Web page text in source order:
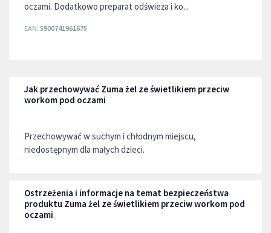
oczami. Dodatkowo preparat odświeża i ko...
EAN: 5900741961675
Jak przechowywać Zuma żel ze świetlikiem przeciw
workom pod oczami
Przechowywać w suchym i chłodnym miejscu,
niedostępnym dla małych dzieci.
Ostrzeżenia i informacje na temat bezpieczeństwa
produktu Zuma żel ze świetlikiem przeciw workom pod
oczami